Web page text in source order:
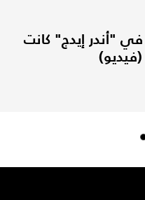
"أندر إيدج" كانت